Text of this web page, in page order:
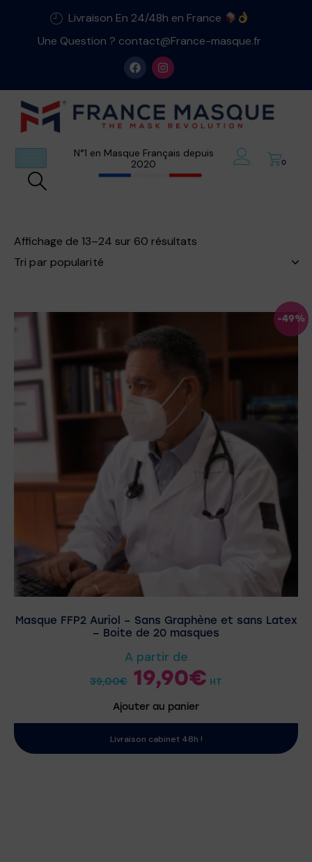
Livraison En 24/48h en France
Une Question ? contact@France-masque.fr
N°1 en Masque Français depuis
2020
0
Affichage de 13–24 sur 60 résultats
-49%
Masque FFP2 Auriol – Sans Graphène et sans Latex
– Boite de 20 masques
A partir de
39,00€ 19,90€ HT
Ajouter au panier
Livraison cabinet 48h !